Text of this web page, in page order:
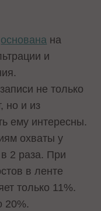
основана на
и
не только
но и из
ему интересны.
охваты у
2 раза. При
в ленте
только 11%.
20%.